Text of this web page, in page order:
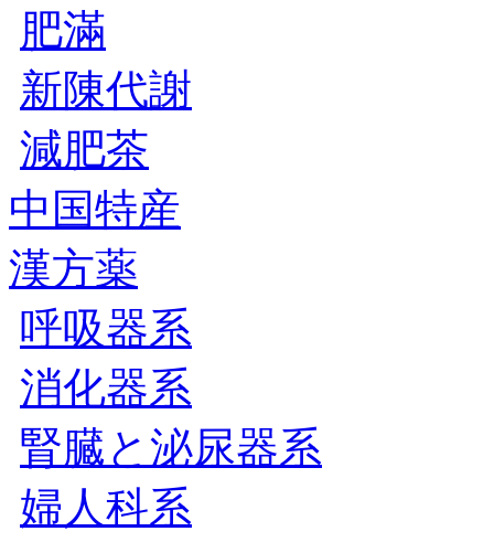
肥滿
新陳代謝
減肥茶
中国特産
漢方薬
呼吸器系
消化器系
腎臓と泌尿器系
婦人科系